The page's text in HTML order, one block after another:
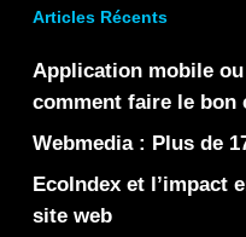
Articles Récents
Application mobile
comment faire le bon
Webmedia : Plus de
EcoIndex et l’impact
site web